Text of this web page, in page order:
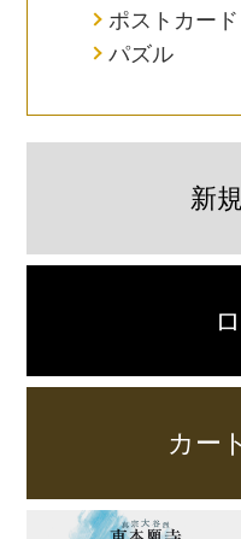
ポストカード
パズル
新
カー